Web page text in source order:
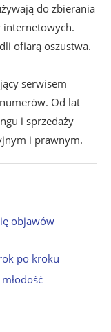
do zbierania
internetowych.
ofiarą oszustwa.
serwisem
Od lat
i sprzedaży
i prawnym.
objawów
po kroku